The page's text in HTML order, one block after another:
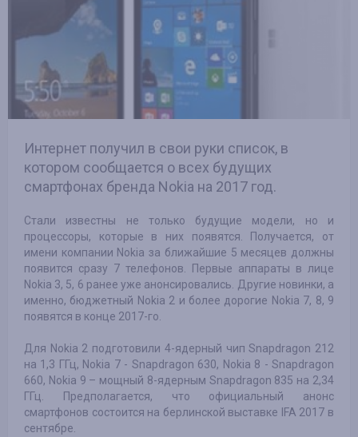
Интернет получил в свои руки список, в
котором сообщается о всех будущих
смартфонах бренда Nokia на 2017 год.
Стали известны не только будущие модели, но и
процессоры, которые в них появятся. Получается, от
имени компании Nokia за ближайшие 5 месяцев должны
появится сразу 7 телефонов. Первые аппараты в лице
Nokia 3, 5, 6 ранее уже анонсировались. Другие новинки, а
именно, бюджетный Nokia 2 и более дорогие Nokia 7, 8, 9
появятся в конце 2017-го.
Для Nokia 2 подготовили 4-ядерный чип Snapdragon 212
на 1,3 ГГц, Nokia 7 - Snapdragon 630, Nokia 8 - Snapdragon
660, Nokia 9 – мощный 8-ядерным Snapdragon 835 на 2,34
ГГц. Предполагается, что официальный анонс
смартфонов состоится на берлинской выставке IFA 2017 в
сентябре.